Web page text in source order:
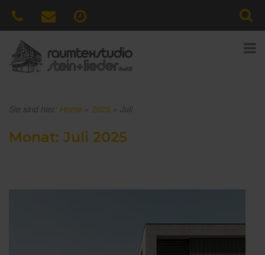
Sie sind hier: Home » 2025 » Juli
Monat: Juli 2025